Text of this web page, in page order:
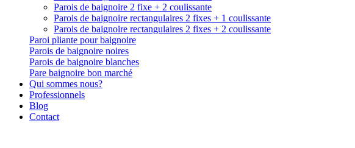
Parois de baignoire 2 fixe + 2 coulissante
Parois de baignoire rectangulaires 2 fixes + 1 coulissante
Parois de baignoire rectangulaires 2 fixes + 2 coulissante
Paroi pliante pour baignoire
Parois de baignoire noires
Parois de baignoire blanches
Pare baignoire bon marché
Qui sommes nous?
Professionnels
Blog
Contact